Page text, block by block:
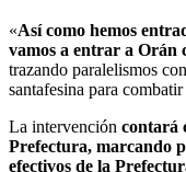
«Así como hemos
vamos a entrar a Orán
trazando paralelismos
santafesina para
La intervención contará
Prefectura, marcando
efectivos de la